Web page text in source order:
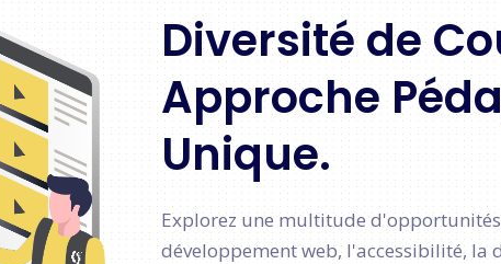
Diversité de
Approche
Unique.
Explorez une multitude
développement web, l'accessibilité, la